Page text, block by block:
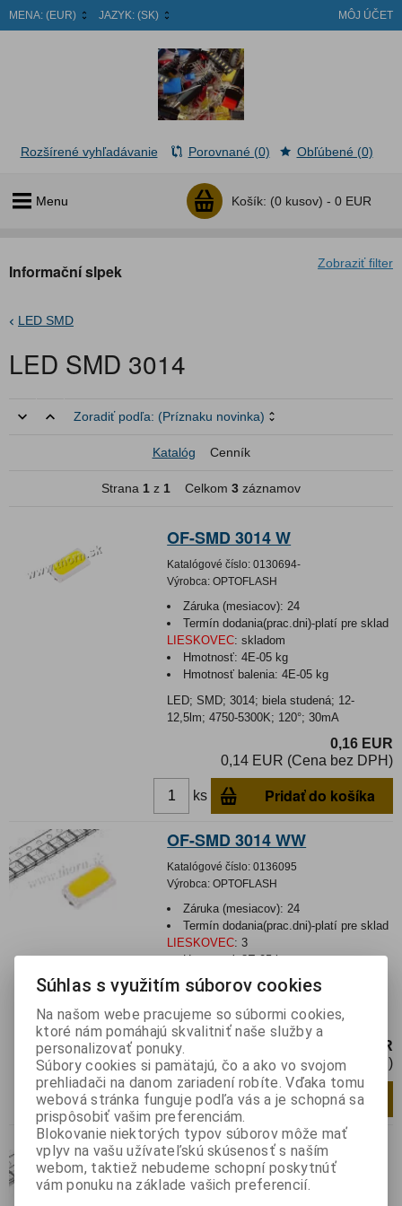
MENA: (EUR) JAZYK: (SK) MÔJ ÚČET
Menu Košík: (0 kusov) - 0 EUR
Rozšírené vyhľadávanie Porovnané (0) Obľúbené (0)
Zobraziť filter
Informační slpek
LED SMD
LED SMD 3014
Zoradiť podľa: (Príznaku novinka)
Katalóg Cenník
Strana 1 z 1 Celkom 3 záznamov
OF-SMD 3014 W
Katalógové číslo: 0130694-
Výrobca: OPTOFLASH
Záruka (mesiacov): 24
Termín dodania(prac.dni)-platí pre sklad
LIESKOVEC: skladom
Hmotnosť:4E-05 kg
Hmotnosť balenia:4E-05 kg
LED; SMD; 3014; biela studená; 12-
12,5lm; 4750-5300K; 120°; 30mA
0,16 EUR
0,14 EUR (Cena bez DPH)
ks Pridať do košíka
OF-SMD 3014 WW
Katalógové číslo: 0136095
Výrobca: OPTOFLASH
Záruka (mesiacov): 24
Termín dodania(prac.dni)-platí pre sklad
LIESKOVEC: 3
Hmotnosť:8E-05 kg
Hmotnosť balenia:
8E-05 kg
2800-3100K; 120°; 30mA
0,16 EUR
0,13 EUR (Cena bez DPH)
ks Pridať do košíka
LTW-K 140 SZR 40-EU
Katalógové číslo:0142237
Výrobca:LITEON
Súhlas s využitím súborov cookies
Na našom webe pracujeme so súbormi cookies,
ktoré nám pomáhajú skvalitniť naše služby a
personalizovať ponuky.
Súbory cookies si pamätajú, čo a ako vo svojom
prehliadači na danom zariadení robíte. Vďaka tomu
webová stránka funguje podľa vás a je schopná sa
prispôsobiť vašim preferenciám.
Blokovanie niektorých typov súborov môže mať
vplyv na vašu užívateľskú skúsenosť s naším
webom, taktiež nebudeme schopní poskytnúť
vám ponuku na základe vašich preferencií.